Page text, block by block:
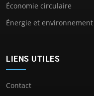
Économie circulaire
Énergie et environnement
LIENS UTILES
Contact